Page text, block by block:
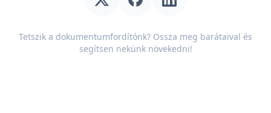
Tetszik a dokumentumfordítónk? Ossza meg barátaival és
segítsen nekünk növekedni!